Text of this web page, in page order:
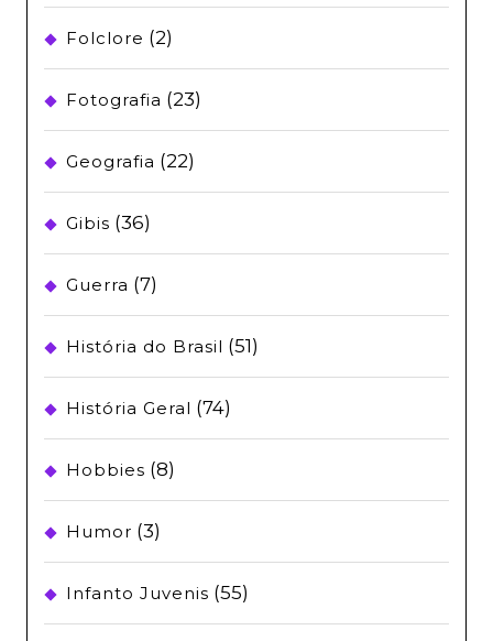
Folclore (2)
Fotografia (23)
Geografia (22)
Gibis (36)
Guerra (7)
História do Brasil (51)
História Geral (74)
Hobbies (8)
Humor (3)
Infanto Juvenis (55)